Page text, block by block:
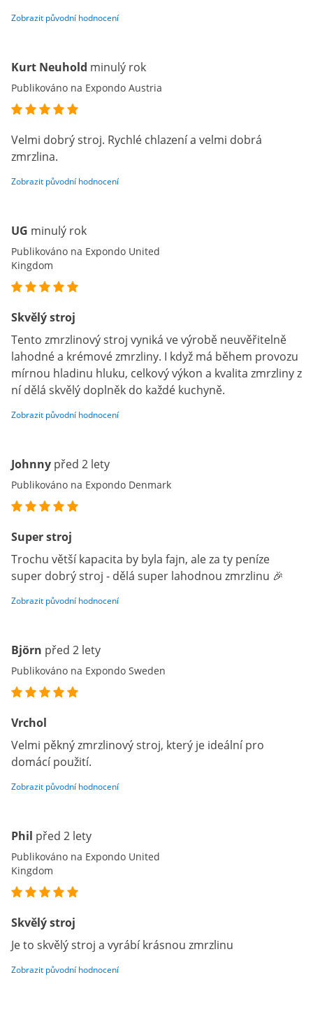
Zobrazit původní hodnocení
Kurt Neuhold minulý rok
Publikováno na Expondo Austria
Velmi dobrý stroj. Rychlé chlazení a velmi dobrá
zmrzlina.
Zobrazit původní hodnocení
UG minulý rok
Publikováno na Expondo United
Kingdom
Skvělý stroj
Tento zmrzlinový stroj vyniká ve výrobě neuvěřitelně
lahodné a krémové zmrzliny. I když má během provozu
mírnou hladinu hluku, celkový výkon a kvalita zmrzliny z
ní dělá skvělý doplněk do každé kuchyně.
Zobrazit původní hodnocení
Johnny před 2 lety
Publikováno na Expondo Denmark
Super stroj
Trochu větší kapacita by byla fajn, ale za ty peníze
super dobrý stroj - dělá super lahodnou zmrzlinu 🎉
Zobrazit původní hodnocení
Björn před 2 lety
Publikováno na Expondo Sweden
Vrchol
Velmi pěkný zmrzlinový stroj, který je ideální pro
domácí použití.
Zobrazit původní hodnocení
Phil před 2 lety
Publikováno na Expondo United
Kingdom
Skvělý stroj
Je to skvělý stroj a vyrábí krásnou zmrzlinu
Zobrazit původní hodnocení